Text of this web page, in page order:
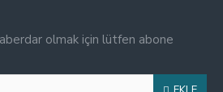
olmak için lütfen abone